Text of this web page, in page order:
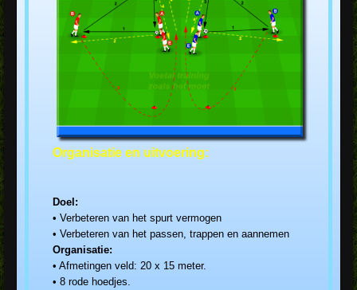
Organisatie en uitvoering:
Doel:
• Verbeteren van het spurt vermogen
• Verbeteren van het passen, trappen en aannemen
Organisatie:
• Afmetingen veld: 20 x 15 meter.
• 8 rode hoedjes.